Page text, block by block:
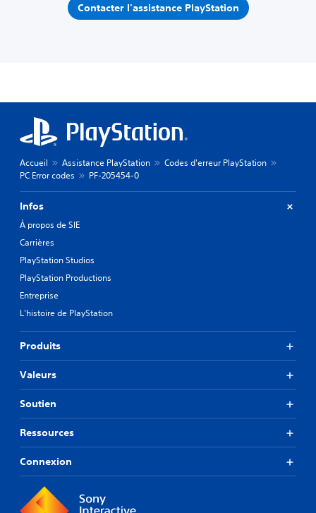
Contacter l'assistance PlayStation
Accueil Assistance PlayStation
Codes d'erreur PlayStation
PC Error codes
PF-205454-0
Infos
À propos de SIE
Carrières
PlayStation Studios
PlayStation Productions
Entreprise
L'histoire de PlayStation
Produits
Valeurs
Soutien
Ressources
Connexion